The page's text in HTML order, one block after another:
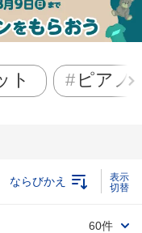
ト ピアノ
ならびかえ
60件